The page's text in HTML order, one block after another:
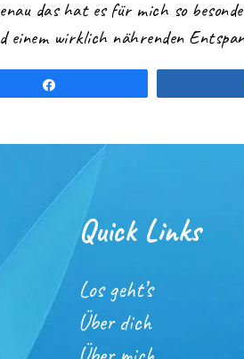
das hat es für mich so
einem wirklich nährenden
Quick Links
Los geht’s
Über dich